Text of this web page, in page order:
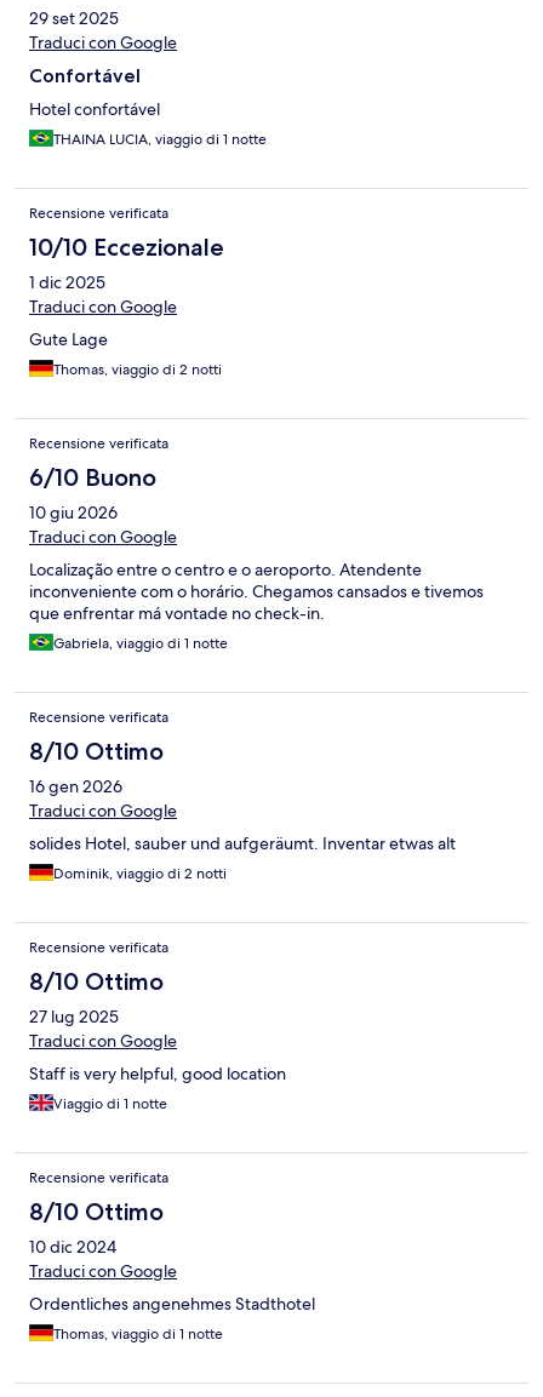
29 set 2025
Traduci con Google
Confortável
Hotel confortável
THAINA LUCIA, viaggio di 1 notte
Recensione verificata
10/10 Eccezionale
1 dic 2025
Traduci con Google
Gute Lage
Thomas, viaggio di 2 notti
Recensione verificata
6/10 Buono
10 giu 2026
Traduci con Google
Localização entre o centro e o aeroporto. Atendente
inconveniente com o horário. Chegamos cansados e tivemos
que enfrentar má vontade no check-in.
Gabriela, viaggio di 1 notte
Recensione verificata
8/10 Ottimo
16 gen 2026
Traduci con Google
solides Hotel, sauber und aufgeräumt. Inventar etwas alt
Dominik, viaggio di 2 notti
Recensione verificata
8/10 Ottimo
27 lug 2025
Traduci con Google
Staff is very helpful, good location
Viaggio di 1 notte
Recensione verificata
8/10 Ottimo
10 dic 2024
Traduci con Google
Ordentliches angenehmes Stadthotel
Thomas, viaggio di 1 notte